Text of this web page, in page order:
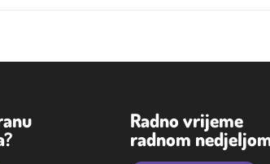
Radno vrijeme
radnom